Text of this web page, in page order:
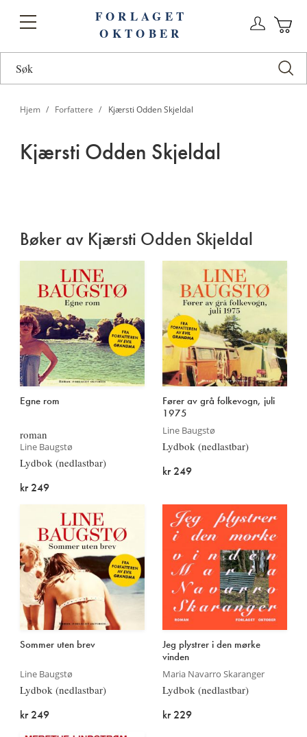
Toggle
FORLAGET
OKTOBER
Hjem Forfattere Kjærsti Odden Skjeldal
Kjærsti Odden Skjeldal
Skjeldal
Bøker av Kjærsti Odden Skjeldal
Egne rom
roman
Line Baugstø
Lydbok (nedlastbar)
kr 249
Fører av grå folkevogn, juli
1975
Line Baugstø
Lydbok (nedlastbar)
kr 249
Sommer uten brev
Line Baugstø
Lydbok (nedlastbar)
kr 249
Jeg plystrer i den mørke
vinden
Maria Navarro Skaranger
Lydbok (nedlastbar)
kr 229